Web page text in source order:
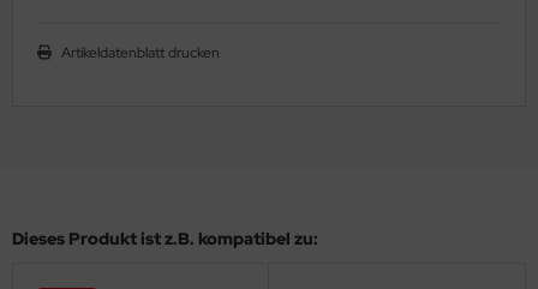
Artikeldatenblatt drucken
Dieses Produkt ist z.B. kompatibel zu: